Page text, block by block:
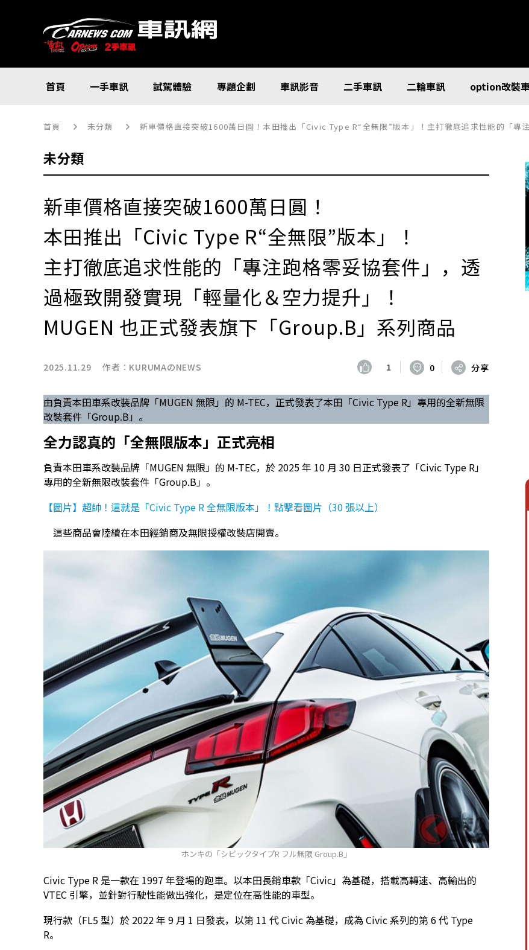
首頁 一手車訊 試駕體驗 專題企劃 車訊影音 二手車訊 二輪車訊 option改裝
首頁 未分類 新車價格直接突破1600萬日圓！本田推出「Civic Type R“全無限”版本」！主打徹底追求性能的「專注跑格零妥協套件」，透過極致
未分類
新車價格直接突破1600萬日圓！
本田推出「Civic Type R“全無限”版本」！
主打徹底追求性能的「專注跑格零妥協套件」，透
過極致開發實現「輕量化＆空力提升」！
MUGEN 也正式發表旗下「Group.B」系列商品
2025.11.29 作者： KURUMAのNEWS 1 0 分享
由負責本田車系改裝品牌「MUGEN 無限」的 M-TEC，正式發表了本田「Civic Type R」專用的全新無限
改裝套件「Group.B」。
全力認真的「全無限版本」正式亮相
負責本田車系改裝品牌「MUGEN 無限」的 M-TEC，於 2025 年 10 月 30 日正式發表了「Civic Type R」
專用的全新無限改裝套件「Group.B」。
【圖片】超帥！這就是「Civic Type R 全無限版本」！點擊看圖片（30 張以上）
這些商品會陸續在本田經銷商及無限授權改裝店開賣。
ホンキの「シビックタイプR フル無限 Group.B」
Civic Type R 是一款在 1997 年登場的跑車。以本田長銷車款「Civic」為基礎，搭載高轉速、高輸出的
VTEC 引擎，並針對行駛性能做出強化，是定位在高性能的車型。
現行款（FL5 型）於 2022 年 9 月 1 日發表，以第 11 代 Civic 為基礎，成為 Civic 系列的第 6 代 Type
R。